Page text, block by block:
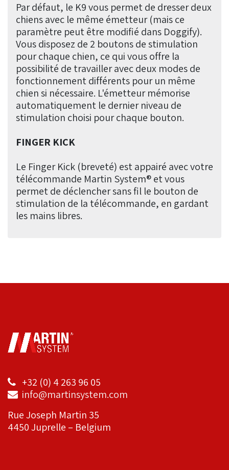
Par défaut, le K9 vous permet de dresser deux
chiens avec le même émetteur (mais ce
paramètre peut être modifié dans Doggify).
Vous disposez de 2 boutons de stimulation
pour chaque chien, ce qui vous offre la
possibilité de travailler avec deux modes de
fonctionnement différents pour un même
chien si nécessaire. L'émetteur mémorise
automatiquement le dernier niveau de
stimulation choisi pour chaque bouton.
FINGER KICK
Le Finger Kick (breveté) est appairé avec votre
télécommande Martin System® et vous
permet de déclencher sans fil le bouton de
stimulation de la télécommande, en gardant
les mains libres.
+32 (0) 4 263 96 05
info@martinsystem.com
Rue Joseph Martin 35
4450 Juprelle – Belgium